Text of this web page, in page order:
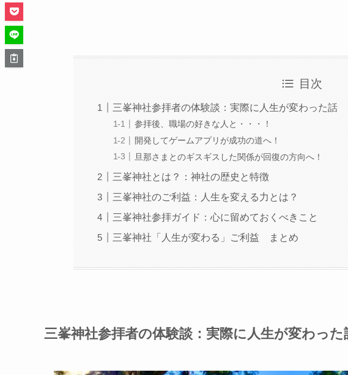
目次
三峯神社参拝者の体験談：実際に人生が変わった話
参拝後、職場の好きな人と・・・！
開発してゲームアプリが成功の道へ！
旦那さまとのギスギスした関係が回復の方向へ！
三峯神社とは？：神社の歴史と特徴
三峯神社のご利益：人生を変える力とは？
三峯神社参拝ガイド：心に留めておくべきこと
三峯神社「人生が変わる」ご利益 まとめ
三峯神社参拝者の体験談：実際に人生が変わった